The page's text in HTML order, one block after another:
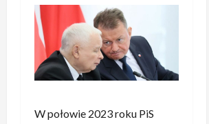
W połowie 2023 roku PiS